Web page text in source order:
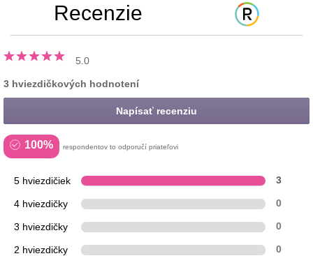
Recenzie
5.0
3 hviezdičkových hodnotení
Napísať recenziu
100% respondentov to odporučí priateľovi
5 hviezdičiek 3
4 hviezdičky 0
3 hviezdičky 0
2 hviezdičky 0